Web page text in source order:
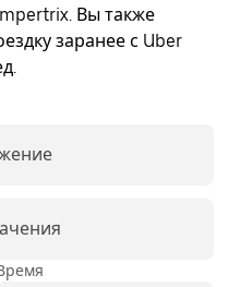
Вы также
заранее с Uber